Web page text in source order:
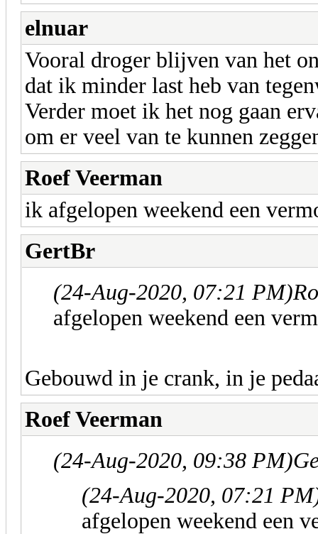
elnuar
Vooral droger blijven van het
dat ik minder last heb van
Verder moet ik het nog gaan
om er veel van te kunnen
Roef Veerman
ik afgelopen weekend een
GertBr
(24-Aug-2020, 07:21 PM)
afgelopen weekend een
Gebouwd in je crank, in je
Roef Veerman
(24-Aug-2020, 09:38 PM)
(24-Aug-2020, 07:21
afgelopen weekend een